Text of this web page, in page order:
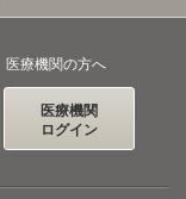
医療機関の方へ
医療機関
ログイン